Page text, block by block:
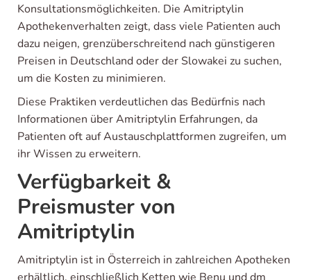
Konsultationsmöglichkeiten. Die Amitriptylin
Apothekenverhalten zeigt, dass viele Patienten auch
dazu neigen, grenzüberschreitend nach günstigeren
Preisen in Deutschland oder der Slowakei zu suchen,
um die Kosten zu minimieren.
Diese Praktiken verdeutlichen das Bedürfnis nach
Informationen über Amitriptylin Erfahrungen, da
Patienten oft auf Austauschplattformen zugreifen, um
ihr Wissen zu erweitern.
Verfügbarkeit &
Preismuster von
Amitriptylin
Amitriptylin ist in Österreich in zahlreichen Apotheken